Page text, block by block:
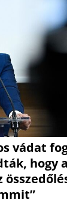
vádat
hogy